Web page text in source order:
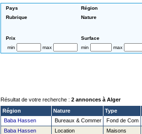
Pays Région
Rubrique
Nature
Prix Surface
min
max min max
Résultat de votre recherche : 2 annonces à Alger
Région
Nature Type
Baba Hassen
Bureaux & Commer Fond de Com
Baba Hassen
Location Maisons